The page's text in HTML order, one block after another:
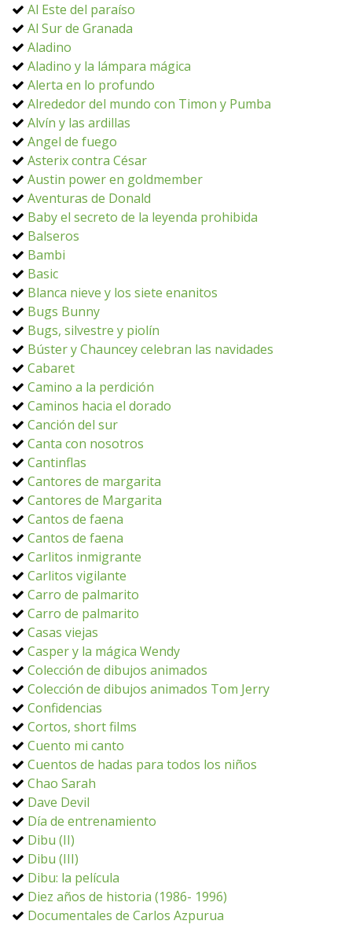
Al Este del paraíso
Al Sur de Granada
Aladino
Aladino y la lámpara mágica
Alerta en lo profundo
Alrededor del mundo con Timon y Pumba
Alvín y las ardillas
Angel de fuego
Asterix contra César
Austin power en goldmember
Aventuras de Donald
Baby el secreto de la leyenda prohibida
Balseros
Bambi
Basic
Blanca nieve y los siete enanitos
Bugs Bunny
Bugs, silvestre y piolín
Búster y Chauncey celebran las navidades
Cabaret
Camino a la perdición
Caminos hacia el dorado
Canción del sur
Canta con nosotros
Cantinflas
Cantores de margarita
Cantores de Margarita
Cantos de faena
Cantos de faena
Carlitos inmigrante
Carlitos vigilante
Carro de palmarito
Carro de palmarito
Casas viejas
Casper y la mágica Wendy
Colección de dibujos animados
Colección de dibujos animados Tom Jerry
Confidencias
Cortos, short films
Cuento mi canto
Cuentos de hadas para todos los niños
Chao Sarah
Dave Devil
Día de entrenamiento
Dibu (II)
Dibu (III)
Dibu: la película
Diez años de historia (1986- 1996)
Documentales de Carlos Azpurua